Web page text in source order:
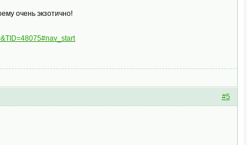
очень экзотично!
#5